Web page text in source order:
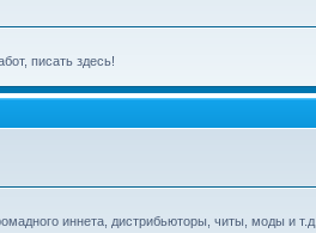
писать здесь!
иннета, дистрибьюторы, читы, моды и т.д.